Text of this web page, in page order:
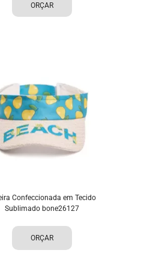
ORÇAR
Confeccionada em Tecido
Sublimado bone26127
ORÇAR